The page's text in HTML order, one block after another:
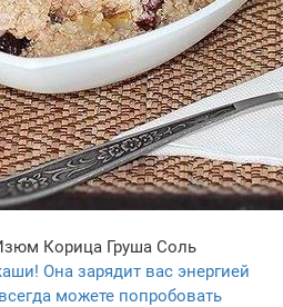
Корица Груша Соль
Она зарядит вас энергией
можете попробовать